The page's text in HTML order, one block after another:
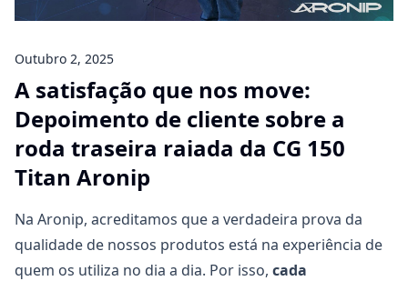
Outubro 2, 2025
A satisfação que nos move:
Depoimento de cliente sobre a
roda traseira raiada da CG 150
Titan Aronip
Na Aronip, acreditamos que a verdadeira prova da
qualidade de nossos produtos está na experiência de
quem os utiliza no dia a dia. Por isso, cada